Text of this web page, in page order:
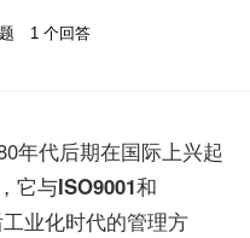
1 个回答
年代后期在国际上兴起
它与ISO9001和
业化时代的管理方